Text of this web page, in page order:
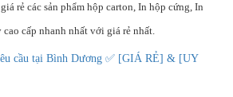
rẻ các sản phẩm hộp carton, In hộp cứng, In
cấp nhanh nhất với giá rẻ nhất.